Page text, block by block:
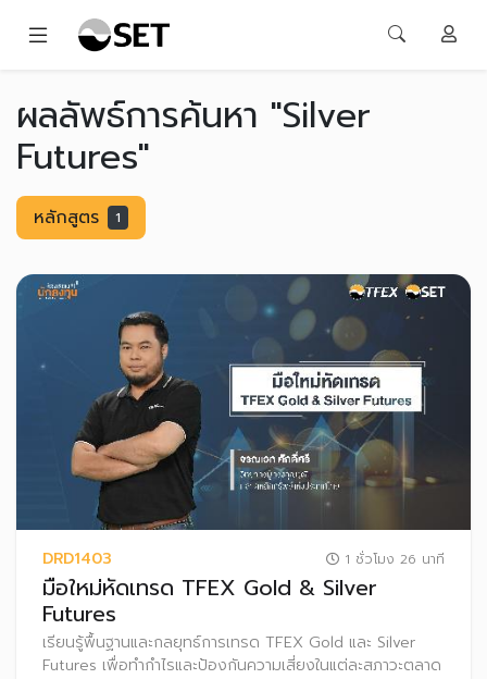
ผลลัพธ์การค้นหา "Silver
Futures"
หลักสูตร 1
DRD1403 1 ชั่วโมง 26 นาที
มือใหม่หัดเทรด TFEX Gold & Silver
Futures
เรียนรู้พื้นฐานและกลยุทธ์การเทรด TFEX Gold และ Silver
Futures เพื่อทำกำไรและป้องกันความเสี่ยงในแต่ละสภาวะตลาด